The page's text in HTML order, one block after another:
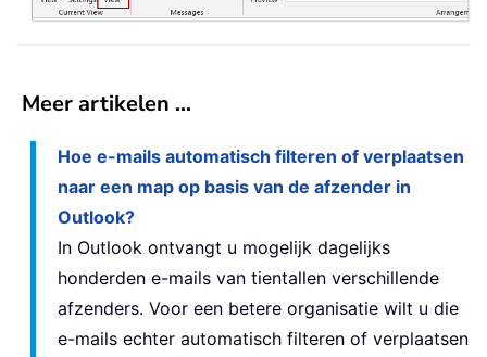
Meer artikelen ...
Hoe e-mails automatisch filteren of verplaatsen
naar een map op basis van de afzender in
Outlook?
In Outlook ontvangt u mogelijk dagelijks
honderden e-mails van tientallen verschillende
afzenders. Voor een betere organisatie wilt u die
e-mails echter automatisch filteren of verplaatsen